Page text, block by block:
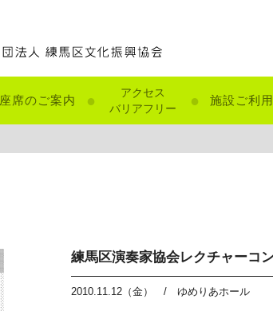
座席のご案内 ●
アクセス
バリアフリー
● 施設ご利
練馬区演奏家協会レクチャーコ
2010.11.12（金） / ゆめりあホール